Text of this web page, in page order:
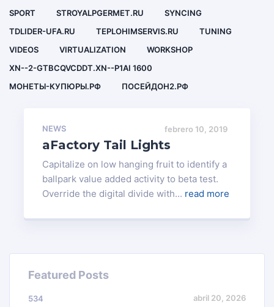
SPORT
STROYALPGERMET.RU
SYNCING
TDLIDER-UFA.RU
TEPLOHIMSERVIS.RU
TUNING
VIDEOS
VIRTUALIZATION
WORKSHOP
XN--2-GTBCQVCDDT.XN--P1AI 1600
МОНЕТЫ-КУПЮРЫ.РФ
ПОСЕЙДОН2.РФ
NEWS febrero 10, 2019
aFactory Tail Lights
Capitalize on low hanging fruit to identify a
ballpark value added activity to beta test.
Override the digital divide with... read more
Featured Posts
534 abril 20, 2026